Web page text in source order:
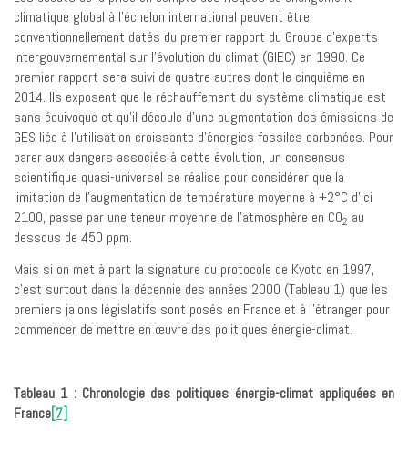
climatique global à l’échelon international peuvent être
conventionnellement datés du premier rapport du Groupe d’experts
intergouvernemental sur l’évolution du climat (GIEC) en 1990. Ce
premier rapport sera suivi de quatre autres dont le cinquième en
2014. Ils exposent que le réchauffement du système climatique est
sans équivoque et qu’il découle d’une augmentation des émissions de
GES liée à l’utilisation croissante d’énergies fossiles carbonées. Pour
parer aux dangers associés à cette évolution, un consensus
scientifique quasi-universel se réalise pour considérer que la
limitation de l’augmentation de température moyenne à +2°C d’ici
2100, passe par une teneur moyenne de l’atmosphère en CO2 au
dessous de 450 ppm.
Mais si on met à part la signature du protocole de Kyoto en 1997,
c’est surtout dans la décennie des années 2000 (Tableau 1) que les
premiers jalons législatifs sont posés en France et à l’étranger pour
commencer de mettre en œuvre des politiques énergie-climat.
Tableau 1 : Chronologie des politiques énergie-climat appliquées en
France[7]